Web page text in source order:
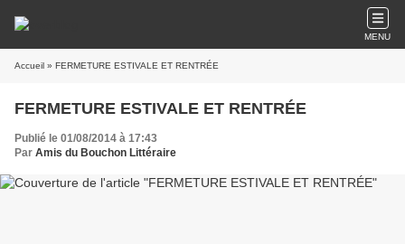
MENU
Accueil » FERMETURE ESTIVALE ET RENTRÉE
FERMETURE ESTIVALE ET RENTRÉE
Publié le 01/08/2014 à 17:43
Par Amis du Bouchon Littéraire